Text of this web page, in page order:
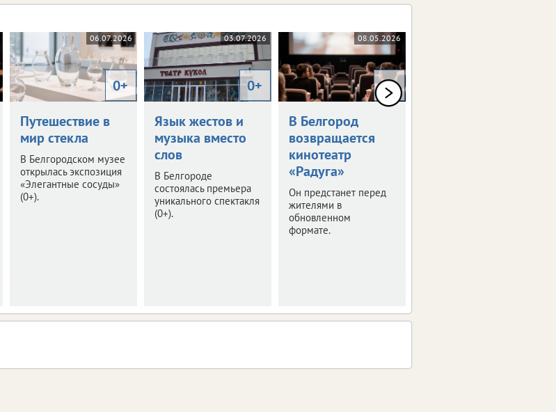
06.07.2026
0+
Путешествие в
мир стекла
В Белгородском музее
открылась экспозиция
«Элегантные сосуды»
(0+).
03.07.2026
0+
Язык жестов и
музыка вместо
слов
В Белгороде
состоялась премьера
уникального спектакля
(0+).
08.05.2026
0+
В Белгород
возвращается
кинотеатр
«Радуга»
Он предстанет перед
жителями в
обновленном
формате.